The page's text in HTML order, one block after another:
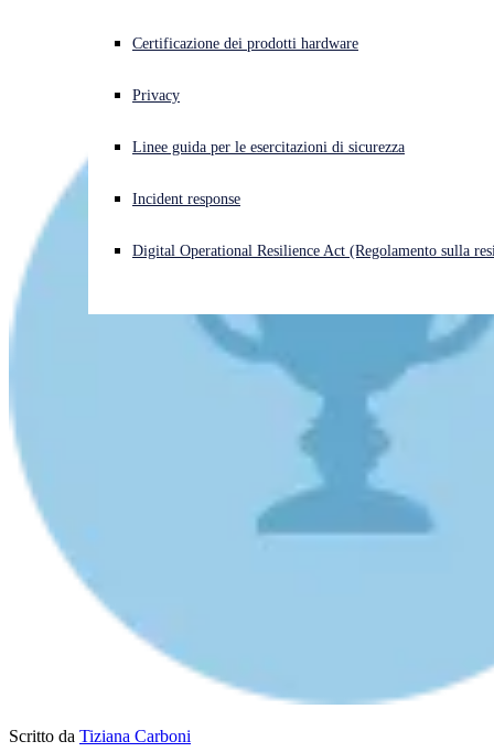
Cyberattacco in corso? Ottieni assistenza immediata
Open language switcher
Certificazione dei prodotti hardware
Privacy
Linee guida per le esercitazioni di sicurezza
Incident response
Digital Operational Resilience Act (Regolamento sulla
Scritto da Tiziana Carboni